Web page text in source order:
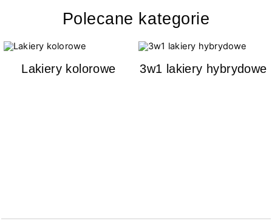
Polecane kategorie
Lakiery kolorowe 3w1 lakiery hybrydowe